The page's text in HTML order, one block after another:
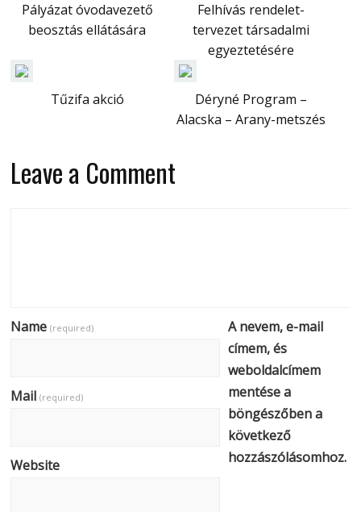
Pályázat óvodavezető
beosztás ellátására
Felhívás rendelet-
tervezet társadalmi
egyeztetésére
Tűzifa akció
Déryné Program –
Alacska – Arany-metszés
Leave a Comment
Name(required)
Mail(required)
Website
A nevem, e-mail
címem, és
weboldalcímem
mentése a
böngészőben a
következő
hozzászólásomhoz.